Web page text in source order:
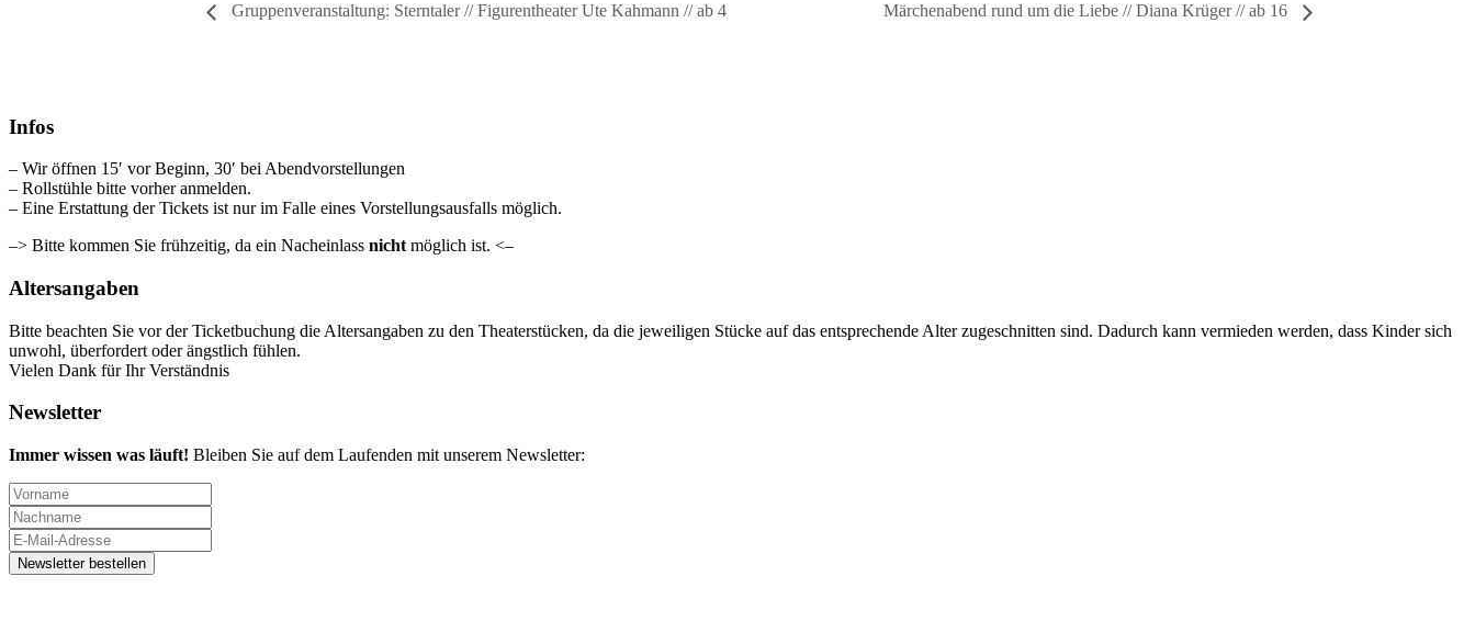
Gruppenveranstaltung: Sterntaler // Figurentheater Ute Kahmann // ab 4 Märchenabend rund um die Liebe // Diana Krüger // ab 16
Infos
– Wir öffnen 15′ vor Beginn, 30′ bei Abendvorstellungen
– Rollstühle bitte vorher anmelden.
– Eine Erstattung der Tickets ist nur im Falle eines Vorstellungsausfalls möglich.
–> Bitte kommen Sie frühzeitig, da ein Nacheinlass nicht möglich ist. <–
Altersangaben
Bitte beachten Sie vor der Ticketbuchung die Altersangaben zu den Theaterstücken, da die jeweiligen Stücke auf das entsprechende Alter zugeschnitten sind. Dadurch kann vermieden werden, dass Kinder sich
unwohl, überfordert oder ängstlich fühlen.
Vielen Dank für Ihr Verständnis
Newsletter
Immer wissen was läuft! Bleiben Sie auf dem Laufenden mit unserem Newsletter: